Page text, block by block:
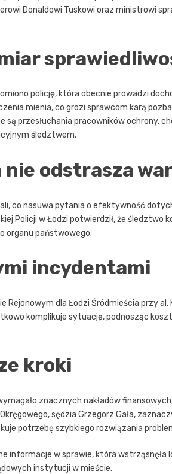
Donaldowi Tuskowi oraz ministrowi
policję, która obecnie prowadzi
mienia, co grozi sprawcom karą
przesłuchania pracowników ochrony,
śledztwem.
odstrasza
co nasuwa pytania o efektywność
Policji w Łodzi potwierdził, że śledztwo
organu państwowego.
incydentami
Rejonowym dla Łodzi Śródmieścia przy al.
komplikuje sytuację, podnosząc
kroki
znacznych nakładów
sędzia Grzegorz Gała,
potrzebę szybkiego rozwiązania
informacje w sprawie, która wstrząsnęła
instytucji w mieście.